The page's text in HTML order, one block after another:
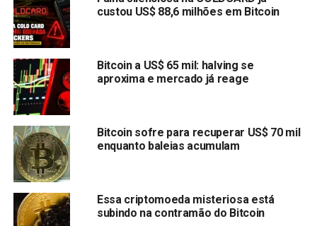
Imagem: Coingecko
Atualmente, o BTC é negociado a cerca de US$ 95.706,
acumulando queda de 14% nos últimos 30 dias. Ainda
assim, vale lembrar que o movimento acontece logo
depois de o Bitcoin ter renovado sua máxima histórica,
custou US$ 88,6 milhões em Bitcoin
Bitcoin a US$ 65 mil: halving se
aproxima e mercado já reage
Bitcoin sofre para recuperar US$ 70 mil
enquanto baleias acumulam
Essa criptomoeda misteriosa está
subindo na contramão do Bitcoin